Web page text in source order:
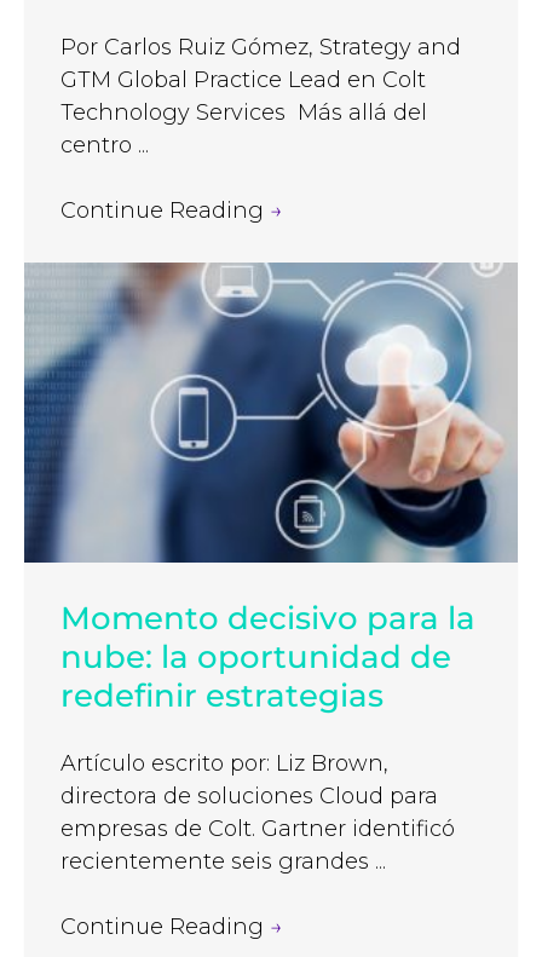
Por Carlos Ruiz Gómez, Strategy and
GTM Global Practice Lead en Colt
Technology Services Más allá del
centro ...
Continue Reading →
Momento decisivo para la
nube: la oportunidad de
redefinir estrategias
Artículo escrito por: Liz Brown,
directora de soluciones Cloud para
empresas de Colt. Gartner identificó
recientemente seis grandes ...
Continue Reading →